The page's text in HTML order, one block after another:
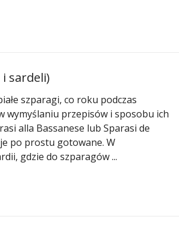
sardeli)
szparagi, co roku podczas
wymyślaniu przepisów i sposobu ich
alla Bassanese lub Sparasi de
po prostu gotowane. W
gdzie do szparagów ...